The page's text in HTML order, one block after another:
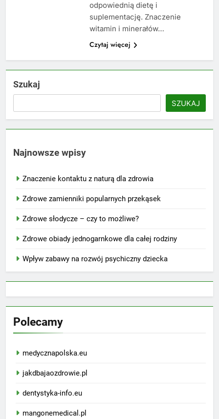
odpowiednią dietę i
suplementację. Znaczenie
witamin i minerałów…
Czytaj więcej
Szukaj
SZUKAJ
Najnowsze wpisy
Znaczenie kontaktu z naturą dla zdrowia
Zdrowe zamienniki popularnych przekąsek
Zdrowe słodycze – czy to możliwe?
Zdrowe obiady jednogarnkowe dla całej rodziny
Wpływ zabawy na rozwój psychiczny dziecka
Polecamy
medycznapolska.eu
jakdbajaozdrowie.pl
dentystyka-info.eu
mangonemedical.pl